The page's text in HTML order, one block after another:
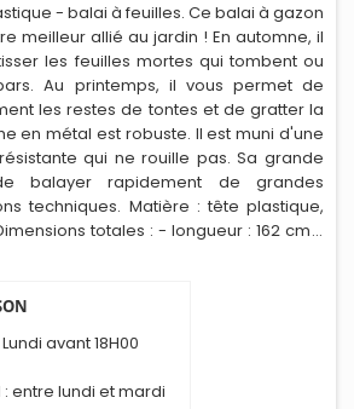
- balai à feuilles. Ce balai à gazon
meilleur allié au jardin ! En automne, il
les feuilles mortes qui tombent ou
Au printemps, il vous permet de
les restes de tontes et de gratter la
en métal est robuste. Il est muni d'une
qui ne rouille pas. Sa grande
balayer rapidement de grandes
techniques. Matière : tête plastique,
imensions totales : - longueur : 162 cm -
avant 18H00
entre lundi et mardi